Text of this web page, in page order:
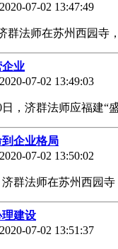
07-02 13:47:49
群法师在苏州西园
企业
07-02 13:49:03
日，济群法师应福建
企业格局
07-02 13:50:02
济群法师在苏州西园
建设
07-02 13:51:37